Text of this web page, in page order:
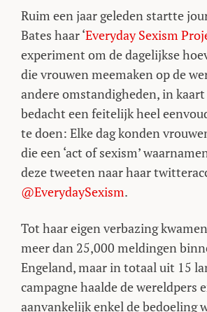
Ruim een jaar geleden startte
Bates haar ‘Everyday Sexism
experiment om de dagelijkse
die vrouwen meemaken op de
andere omstandigheden, in
bedacht een feitelijk heel
te doen: Elke dag konden
die een ‘act of sexism’
deze tweeten naar haar
@EverydaySexism.
Tot haar eigen verbazing
meer dan 25,000 meldingen
Engeland, maar in totaal uit 15
campagne haalde de wereldpers
aanvankelijk enkel de bedoeling